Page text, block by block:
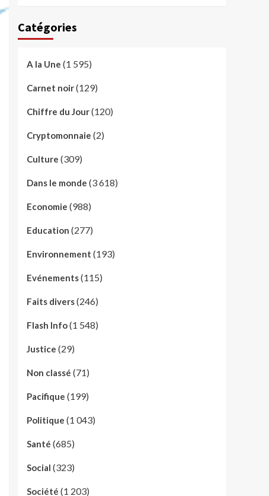
Catégories
A la Une (1 595)
Carnet noir(129)
Chiffre du Jour(120)
Cryptomonnaie (2)
Culture (309)
Dans le monde (3 618)
Economie (988)
Education (277)
Environnement (193)
Evénements(115)
Faits divers(246)
Flash Info(1 548)
Justice (29)
Non classé (71)
Pacifique (199)
Politique (1 043)
Santé (685)
Social (323)
Société (1 203)